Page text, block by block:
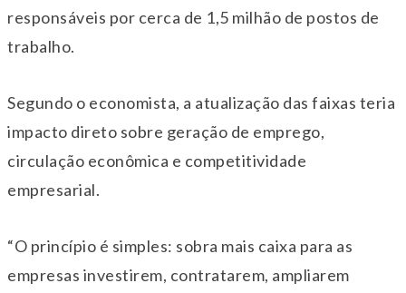
responsáveis por cerca de 1,5 milhão de postos de
trabalho.
Segundo o economista, a atualização das faixas teria
impacto direto sobre geração de emprego,
circulação econômica e competitividade
empresarial.
“O princípio é simples: sobra mais caixa para as
empresas investirem, contratarem, ampliarem